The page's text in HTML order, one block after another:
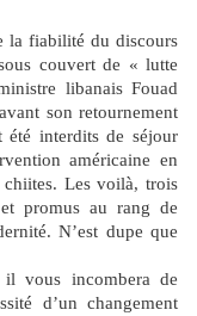
la fiabilité du discours
couvert de « lutte
libanais Fouad
son retournement
été interdits de séjour
américaine en
Les voilà, trois
promus au rang de
N’est dupe que
vous incombera de
d’un changement